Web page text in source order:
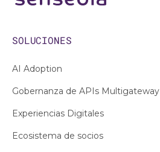
SOLUCIONES
AI Adoption
Gobernanza de APIs Multigateway
Experiencias Digitales
Ecosistema de socios